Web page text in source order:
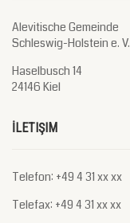
Alevitische Gemeinde
Schleswig-Holstein e. V.
Haselbusch 14
24146 Kiel
İLETIŞIM
Telefon: +49 4 31 xx xx
Telefax: +49 4 31 xx xx